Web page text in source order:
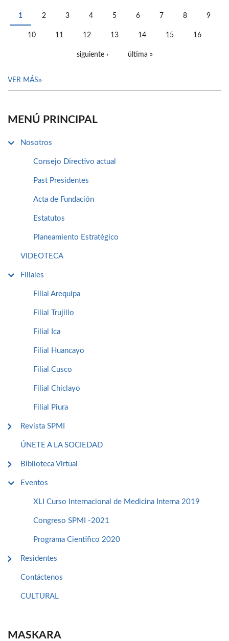
PÁGINAS
1 2 3 4 5 6 7 8 9
10 11 12 13 14 15 16
siguiente › última »
VER MÁS
MENÚ PRINCIPAL
Nosotros
Consejo Directivo actual
Past Presidentes
Acta de Fundación
Estatutos
Planeamiento Estratégico
VIDEOTECA
Filiales
Filial Arequipa
Filial Trujillo
Filial Ica
Filial Huancayo
Filial Cusco
Filial Chiclayo
Filial Piura
Revista SPMI
ÚNETE A LA SOCIEDAD
Biblioteca Virtual
Eventos
XLI Curso Internacional de Medicina Interna 2019
Congreso SPMI -2021
Programa Cientifico 2020
Residentes
Contáctenos
CULTURAL
MASKARA